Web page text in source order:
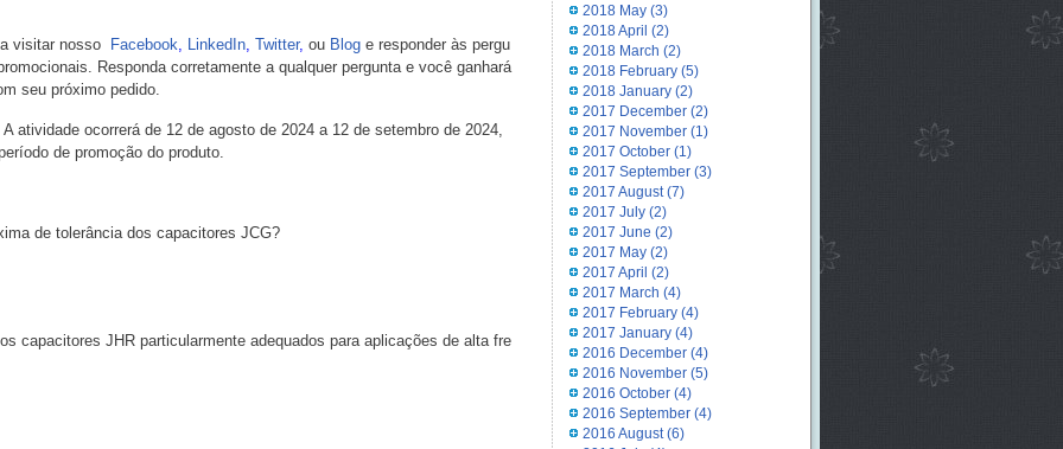
visitar nosso Facebook, LinkedIn, Twitter, ou Bloge responder às pergu
Responda corretamente a qualquer pergunta e você ganhará
seu próximo pedido.
A atividade ocorrerá de 12 de agosto de 2024 a 12 de setembro de 2024,
de promoção do produto.
de tolerância dos capacitores JCG?
JHR particularmente adequados para aplicações de alta fre
2018 May(3)
2018 April (2)
2018 March (2)
2018 February(5)
2018 January(2)
2017 December(2)
2017 November(1)
2017 October(1)
2017 September(3)
2017 August(7)
2017 July(2)
2017 June (2)
2017 May(2)
2017 April (2)
2017 March (4)
2017 February(4)
2017 January(4)
2016 December(4)
2016 November(5)
2016 October(4)
2016 September(4)
2016 August(6)